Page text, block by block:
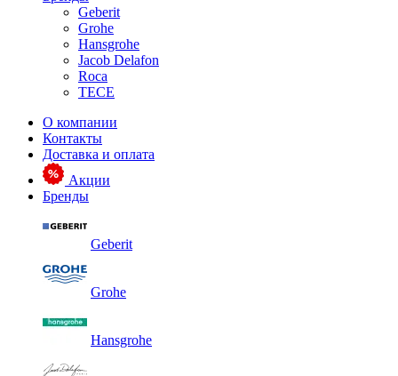
Geberit
Grohe
Hansgrohe
Jacob Delafon
Roca
TECE
О компании
Контакты
Доставка и оплата
Акции
Бренды
Geberit
Grohe
Hansgrohe